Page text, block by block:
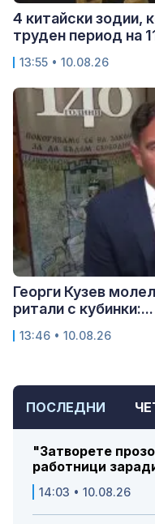
ПОСЛЕДНИ
"Затворете
работници
14:03 • 10.08.26
4 китайски зодии,
труден период на
13:55 • 10.08.26
Георги Кузев
ритали с кубинки:...
13:46 • 10.08.26